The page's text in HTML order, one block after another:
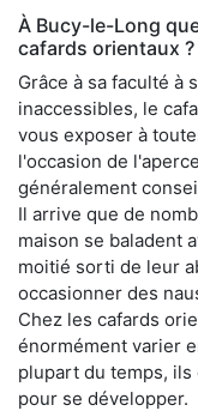
À Bucy-le-Long
cafards orientaux ?
Grâce à sa faculté à
inaccessibles, le
vous exposer à
l'occasion de
généralement
Il arrive que de
maison se baladent
moitié sorti de leur
occasionner des
Chez les cafards
énormément varier
plupart du temps,
pour se développer.